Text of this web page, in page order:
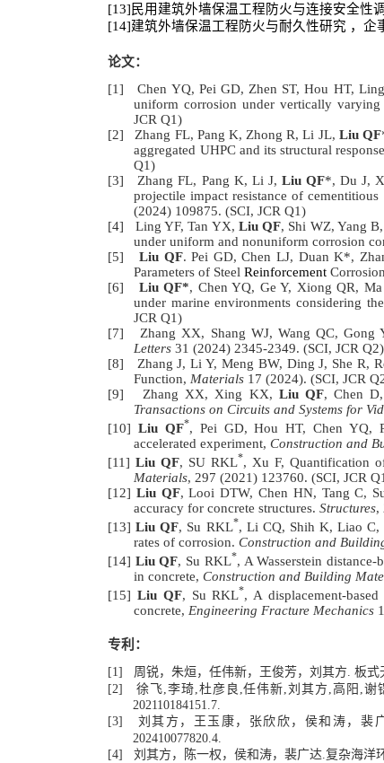
[13]民用建筑外墙保温工程防火与连接安全性
[14]建筑外墙保温工程防火与耐久性研究 ，企
论文：
[1] Chen YQ, Pei GD, Zhen ST, Hou HT,
uniform corrosion under vertically varying
JCR Q1)
[2] Zhang FL, Pang K, Zhong R, Li JL, Liu QF
aggregated UHPC and its structural
Q1)
[3] Zhang FL, Pang K, Li J, Liu QF*, Du J,
projectile impact resistance of
(2024) 109875. (SCI, JCR Q1)
[4] Ling YF, Tan YX, Liu QF, Shi WZ, Yang
under uniform and nonuniform corrosion
[5] Liu QF. Pei GD, Chen LJ, Duan K*,
Parameters of SteelReinforcement
[6] Liu QF*, Chen YQ, Ge Y, Xiong QR,
under marine environments considering
JCR Q1)
[7] Zhang XX, Shang WJ, Wang QC, Gong
Letters 31 (2024) 2345-2349. (SCI, JCR Q2)
[8] Zhang J, Li Y, Meng BW, Ding J, She R,
Function,Materials 17 (2024). (SCI, JCR
[9] Zhang XX, Xing KX, Liu QF, Chen
Transactions on Circuits and Systems for
[10] Liu QF*, Pei GD, Hou HT, Chen YQ,
accelerated experiment,Construction and
[11] Liu QF, SU RKL*, Xu F, Quantification
Materials, 297 (2021) 123760. (SCI, JCR
[12] Liu QF, Looi DTW, Chen HN, Tang C,
accuracy for concrete structures.Structures,
[13]Liu QF, Su RKL*, Li CQ, Shih K, Liao C,
rates of corrosion.Construction and
[14] Liu QF, Su RKL*, A Wasserstein distance-
in concrete,Construction and Building
[15] Liu QF, Su RKL*, A displacement-based
concrete, Engineering Fracture Mechanics
专利：
[1] 周锐，朱烜，任伟新，王俊芳，刘其方. 板式
[2] 徐飞,李琦,杜彦良 ,任伟新,刘其方 , 高阳 ,谢
202110184151.7.
[3] 刘其方，王玉康，张欣欣，侯和涛，裴
202410077820.4.
[4] 刘其方，陈一权，侯和涛，裴广达.复杂海洋